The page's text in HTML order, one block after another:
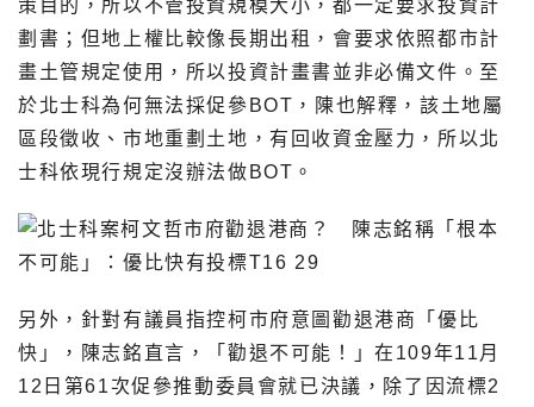
策目的，所以不管投資規模大小，都一定要求投資計
劃書；但地上權比較像長期出租，會要求依照都市計
畫土管規定使用，所以投資計畫書並非必備文件。至
於北士科為何無法採促參BOT，陳也解釋，該土地屬
區段徵收、市地重劃土地，有回收資金壓力，所以北
士科依現行規定沒辦法做BOT。
另外，針對有議員指控柯市府意圖勸退港商「優比
快」，陳志銘直言，「勸退不可能！」在109年11月
12日第61次促參推動委員會就已決議，除了因流標2